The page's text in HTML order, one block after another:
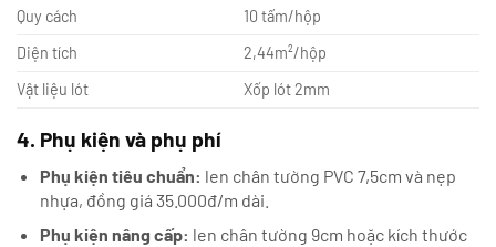
Quy cách
10 tấm/hộp
Diện tích
2,44m²/hộp
Vật liệu lót
Xốp lót 2mm
4. Phụ kiện và phụ phí
Phụ kiện tiêu chuẩn: len chân tường PVC 7,5cm và nẹp
nhựa, đồng giá 35.000đ/m dài.
Phụ kiện nâng cấp: len chân tường 9cm hoặc kích thước